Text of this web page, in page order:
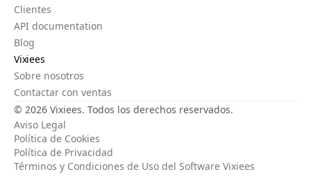
Clientes
API documentation
Blog
Vixiees
Sobre nosotros
Contactar con ventas
© 2026 Vixiees. Todos los derechos reservados.
Aviso Legal
Política de Cookies
Política de Privacidad
Términos y Condiciones de Uso del Software Vixiees